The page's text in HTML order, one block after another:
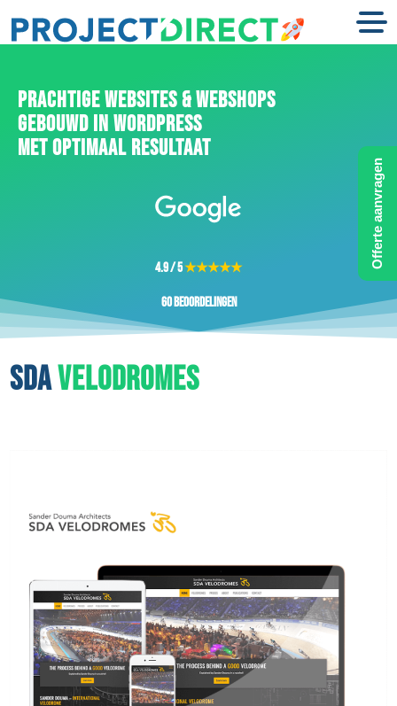
PRACHTIGE WEBSITES & WEBSHOPS
GEBOUWD IN WORDPRESS
MET OPTIMAAL RESULTAAT
4.9 / 5★★★★★
60 beoordelingen
SDAVELODROMES
Offerte aanvragen